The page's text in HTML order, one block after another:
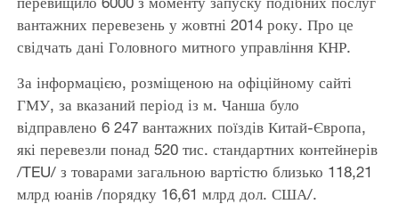
вантажних перевезень у жовтні 2014 року. Про це
свідчать дані Головного митного управління КНР.
За інформацією, розміщеною на офіційному сайті
ГМУ, за вказаний період із м. Чанша було
відправлено 6 247 вантажних поїздів Китай-Європа,
які перевезли понад 520 тис. стандартних контейнерів
/TEU/ з товарами загальною вартістю близько 118,21
млрд юанів /порядку 16,61 млрд дол. США/.